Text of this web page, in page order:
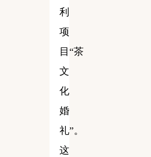
利
项
目“茶
文
化
婚
礼”。
这